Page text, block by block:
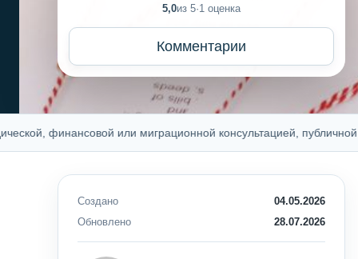
5,0из 5·1 оценка
Комментарии
или миграционной консультацией, публичной
Создано
04.05.2026
Обновлено
28.07.2026